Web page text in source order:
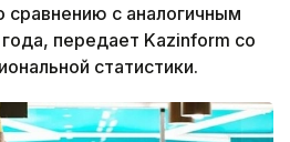
сравнению с аналогичным
передает Kazinform со
статистики.